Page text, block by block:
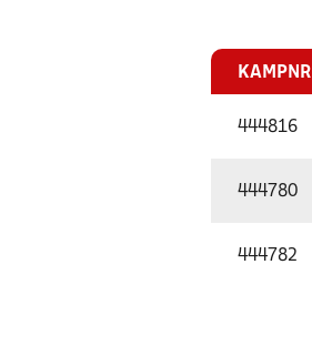
KAMPNR
444816
444780
444782